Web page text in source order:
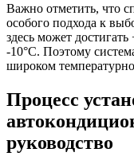
Важно отметить, что
особого подхода к
здесь может
-10°C. Поэтому
широком
Процесс
руководство